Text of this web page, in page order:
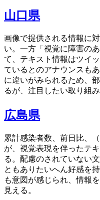
山口県
画像で提供される情報に
い。一方「視覚に障害の
て、テキスト情報はツイ
ているとのアナウンスも
に違いがみられるため、
るが、注目したい取り組
広島県
累計感染者数、前日比、
が、視覚表現を伴ったテ
る。配慮のされていない
ともありたいへん好感を
も意図が感じられ、情報
見える。